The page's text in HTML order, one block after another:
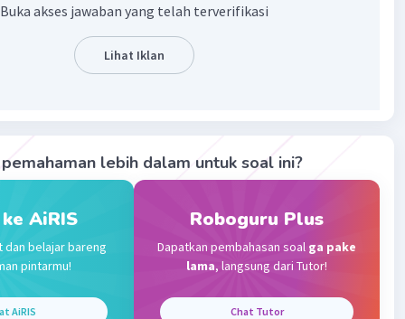
Community Level 72
adalah senam dengan iringan musik atau lagu yang
dengan gerakan gerakan yang berulang dan menyesuaikan
· 0.0 0
Buka akses jawaban yang telah terverifikasi
Lihat Iklan
lebih dalam untuk soal ini?
AiRIS
dan belajar bareng
pintarmu!
AiRIS
Roboguru Plus
Dapatkan pembahasan soal ga pake
lama, langsung dari Tutor!
Chat Tutor